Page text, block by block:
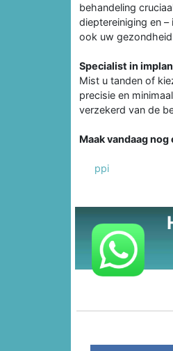
behandeling
dieptereiniging en
ook uw
Specialist in
Mist u tanden of
precisie en
verzekerd van de
Maak vandaag
ppi